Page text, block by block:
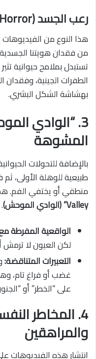
رعب الجسد (Body Horror)
هذا النوع من
من فقدان هويتنا
تستبدل بملامح حيوانية
الطفرات الجينية،
بهشاشة الشكل البشري.
3. “الوادي
المشوهة
بالإضافة للتحولات
طبيعية للوهلة الأولى،
منطقي أو يختفي الفم.
Valley” (الوادي الموحش)
.
الواقعية المفرطة
لكن العيون لا ترمش
التعبيرات المتناقضة:
غضب أو فراغ تام،
على “الخطر” أو
4. المخاطر
والمراهقين
انتشار هذه الفيديوهات